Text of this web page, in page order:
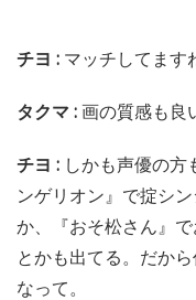
チヨ : マッチしてます
タクマ :画の質感も良
チヨ : しかも声優の方
ンゲリオン』で掟シ
か、『おそ松さん』
とかも出てる。だか
なって。